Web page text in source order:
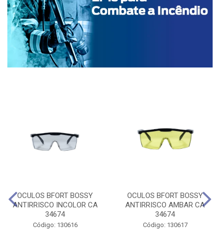
OCULOS BFORT BOSSY
ANTIRRISCO INCOLOR CA
34674
Código: 130616
OCULOS BFORT BOSSY
ANTIRRISCO AMBAR CA
34674
Código: 130617